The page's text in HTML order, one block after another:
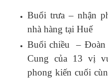
Buổi trưa – nhận
nhà hàng tại Huế
Buổi chiều – Đoàn
Cung của 13 vị
phong kiến cuối